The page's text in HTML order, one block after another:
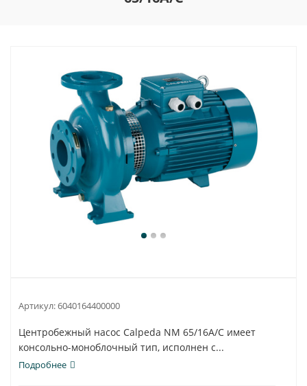
Артикул:6040164400000
Центробежный насос Calpeda NM 65/16A/C имеет
консольно-моноблочный тип, исполнен с...
Подробнее